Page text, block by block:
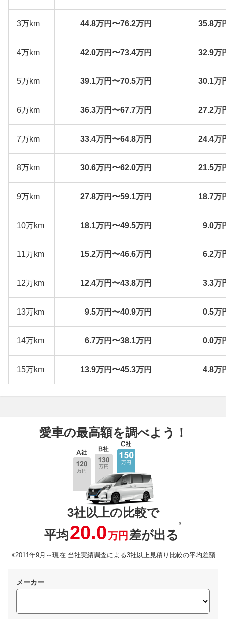
3万km 44.8万円〜76.2万円 35.8万
4万km 42.0万円〜73.4万円 32.9万
5万km 39.1万円〜70.5万円 30.1万
6万km 36.3万円〜67.7万円 27.2万
7万km 33.4万円〜64.8万円 24.4万
8万km 30.6万円〜62.0万円 21.5万
9万km 27.8万円〜59.1万円 18.7万
10万km 18.1万円〜49.5万円 9.0万
11万km 15.2万円〜46.6万円 6.2万
12万km 12.4万円〜43.8万円 3.3万
13万km 9.5万円〜40.9万円 0.5万
14万km 6.7万円〜38.1万円 0.0万
15万km 13.9万円〜45.3万円 4.8万
愛車の最高額を調べよう！
3社以上の比較で
平均20.0万円 差が出る
※
※2011年9月～現在 当社実績調査による3社以上見積り比較の平均差額
メーカー